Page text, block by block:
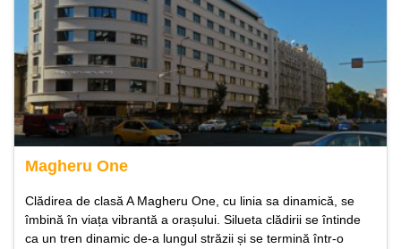
Magheru One
Clădirea de clasă A Magheru One, cu linia sa dinamică, se
îmbină în viața vibrantă a orașului. Silueta clădirii se întinde
ca un tren dinamic de-a lungul străzii și se termină într-o